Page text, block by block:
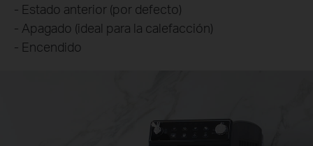
- Estado anterior (por defecto)
- Apagado (ideal para la calefacción)
- Encendido